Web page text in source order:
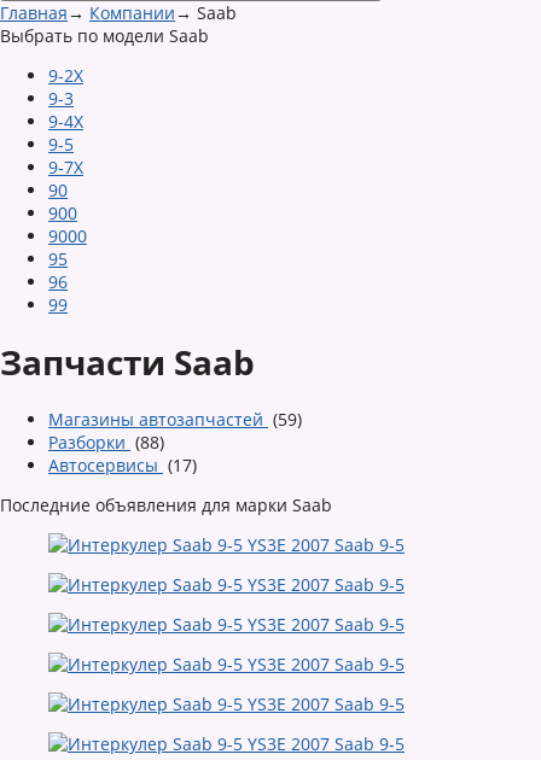
Главная→ Компании→ Saab
Выбрать по модели Saab
9-2X
9-3
9-4X
9-5
9-7X
90
900
9000
95
96
99
Запчасти Saab
Магазины автозапчастей (59)
Разборки (88)
Автосервисы (17)
Последние объявления для марки Saab